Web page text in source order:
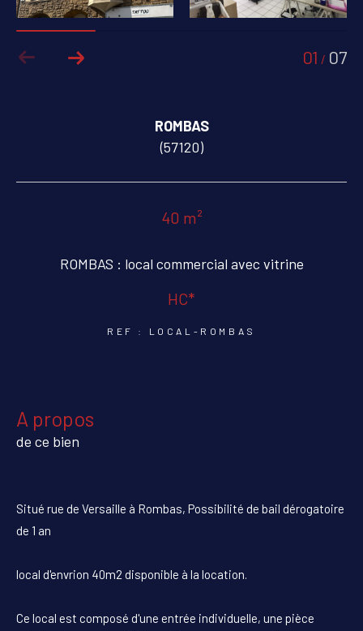
01 / 07
ROMBAS
(57120)
40 m²
ROMBAS : local commercial avec vitrine
HC*
REF : LOCAL-ROMBAS
a propos
de ce bien
Situé rue de Versaille à Rombas, Possibilité de bail dérogatoire
de 1 an
local d'envrion 40m2 disponible à la location.
Ce local est composé d'une entrée individuelle, une pièce
FILTRER PAR
NOUVEAUTÉS